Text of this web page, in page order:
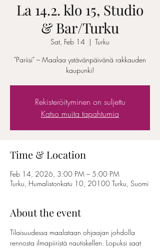
La 14.2. klo 15, Studio
& Bar/Turku
Sat, Feb 14
  |
Turku
"Pariisi" – Maalaa ystävänpäivänä rakkauden
kaupunki!
Rekisteröityminen on suljettu
Katso muita tapahtumia
Time & Location
Feb 14, 2026, 3:00 PM – 5:00 PM
Turku, Humalistonkatu 10, 20100 Turku, Suomi
About the event
Tilaisuudessa maalataan ohjaajan johdolla
rennosta ilmapiiristä nautiskellen. Lopuksi saat